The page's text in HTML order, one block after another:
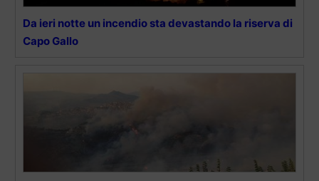
Da ieri notte un incendio sta devastando la riserva di
Capo Gallo